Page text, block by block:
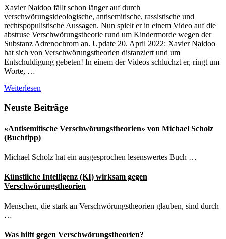
Xavier Naidoo fällt schon länger auf durch
verschwörungsideologische, antisemitische, rassistische und
rechtspopulistische Aussagen. Nun spielt er in einem Video auf die
abstruse Verschwörungstheorie rund um Kindermorde wegen der
Substanz Adrenochrom an. Update 20. April 2022: Xavier Naidoo
hat sich von Verschwörungstheorien distanziert und um
Entschuldigung gebeten! In einem der Videos schluchzt er, ringt um
Worte, …
Sänger
Naidoo
krude
Verschwörungstheorie
um
wegen
Weiterlesen
Seitenspalte
Neuste Beiträge
«Antisemitische Verschwörungstheorien» von Michael Scholz
(Buchtipp)
Michael Scholz hat ein ausgesprochen lesenswertes Buch …
Künstliche Intelligenz (KI) wirksam gegen
Verschwörungstheorien
Menschen, die stark an Verschwörungstheorien glauben, sind durch
…
Was hilft gegen Verschwörungstheorien?